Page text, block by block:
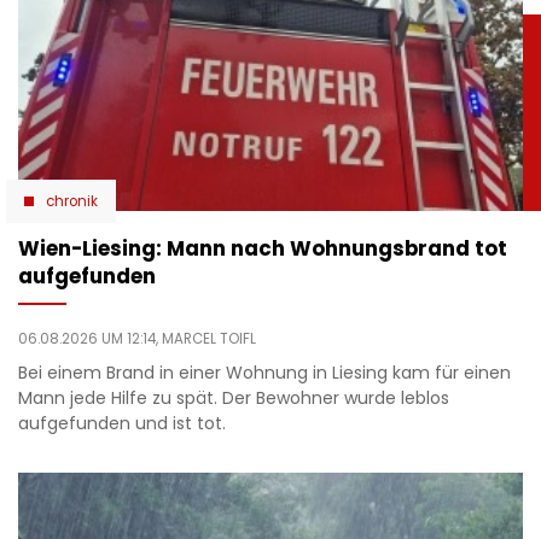
chronik
Wien-Liesing: Mann nach Wohnungsbrand tot
aufgefunden
06.08.2026 UM 12:14, MARCEL TOIFL
Bei einem Brand in einer Wohnung in Liesing kam für einen
Mann jede Hilfe zu spät. Der Bewohner wurde leblos
aufgefunden und ist tot.